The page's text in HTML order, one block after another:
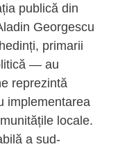
publică din
Georgescu
primarii
— au
reprezintă
implementarea
locale.
a sud-